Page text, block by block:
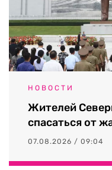
НОВОСТИ
Жителей
спасаться от
07.08.2026 / 09:04